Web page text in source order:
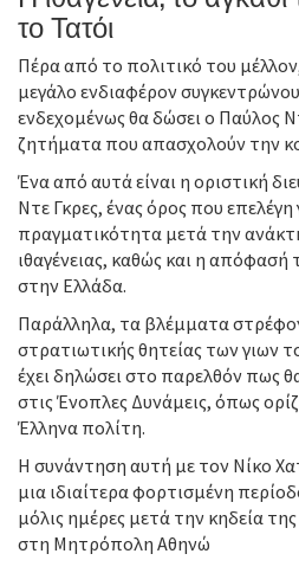
το Τατόι
Πέρα από το πολιτικό του
μεγάλο ενδιαφέρον
ενδεχομένως θα δώσει ο Παύλος
ζητήματα που απασχολούν την
Ένα από αυτά είναι η οριστική
Ντε Γκρες, ένας όρος που επελέγη
πραγματικότητα μετά την
ιθαγένειας, καθώς και η απόφασή
στην Ελλάδα.
Παράλληλα, τα βλέμματα
στρατιωτικής θητείας των γιων
έχει δηλώσει στο παρελθόν πως
στις Ένοπλες Δυνάμεις, όπως
Έλληνα πολίτη.
Η συνάντηση αυτή με τον Νίκο
μια ιδιαίτερα φορτισμένη
μόλις ημέρες μετά την κηδεία
στη Μητρόπολη Αθηνώ